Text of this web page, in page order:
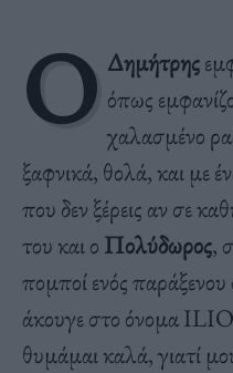
Ο Δημήτρης
όπως
χαλασμένο
ξαφνικά, θολά, και με
που δεν ξέρεις αν σε
του και ο Πολύδωρος,
πομποί ενός
άκουγε στο όνομα
θυμάμαι καλά, γιατί